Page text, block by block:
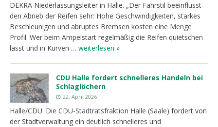
DEKRA Niederlassungsleiter in Halle. „Der Fahrstil beeinflusst
den Abrieb der Reifen sehr: Hohe Geschwindigkeiten, starkes
Beschleunigen und abruptes Bremsen kosten eine Menge
Profil. Wer beim Ampelstart regelmäßig die Reifen quietschen
lässt und in Kurven … weiterlesen »
CDU Halle fordert schnelleres Handeln bei
Schlaglöchern
22. April 2026
Halle/CDU. Die CDU-Stadtratsfraktion Halle (Saale) fordert von
der Stadtverwaltung ein deutlich schnelleres und